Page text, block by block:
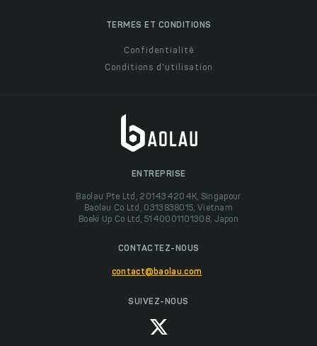
TERMES ET CONDITIONS
Confidentialité
Conditions d'utilisation
ENTREPRISE
Baolau Pte Ltd, 201434204K, Singapour
Baolau Co Ltd, 0313838015, Vietnam
Boeki Up Co Ltd, 5140001101308, Japon
CONTACTEZ-NOUS
contact@baolau.com
SUIVEZ-NOUS